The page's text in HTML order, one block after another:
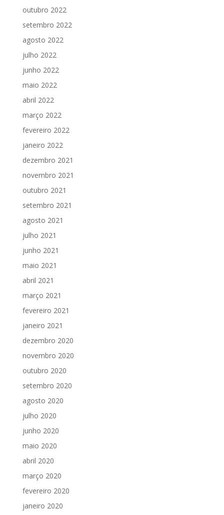
outubro 2022
setembro 2022
agosto 2022
julho 2022
junho 2022
maio 2022
abril 2022
março 2022
fevereiro 2022
janeiro 2022
dezembro 2021
novembro 2021
outubro 2021
setembro 2021
agosto 2021
julho 2021
junho 2021
maio 2021
abril 2021
março 2021
fevereiro 2021
janeiro 2021
dezembro 2020
novembro 2020
outubro 2020
setembro 2020
agosto 2020
julho 2020
junho 2020
maio 2020
abril 2020
março 2020
fevereiro 2020
janeiro 2020